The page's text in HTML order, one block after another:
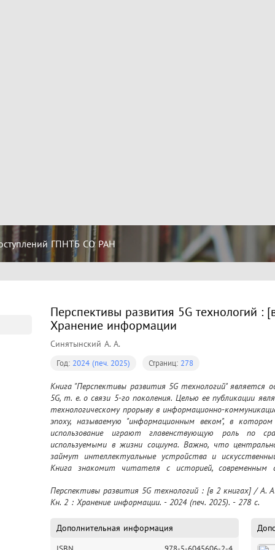
ГПНТБ СО РАН
Перспективы развития 5G технологий :
Хранение информации
Синятынский А. А.
Год: 2024 (печ. 2025) Страниц: 278
Книга "Перспективы развития 5G технологий" является
5G, т. е. о связи 5-го поколения. Целью ее публикации
технологическому прорыву в информационно-
эпоху, называемую "информационным веком", в
использование играют главенствующую роль по
используемыми в жизни социума. Важно, что
займут интеллектуальные устройства и
Книга знакомит читателя с историей, современным
связи, распределение частот по радиодиапазону,
частот систем АФАР. Также рассказано о
и в повседневной жизни России и мирового сообщества.
Перспективы развития 5G технологий : [в 2 книгах] / А.
Кн. 2 : Хранение информации. - 2024 (печ. 2025). - 278 c.
Дополнительная информация